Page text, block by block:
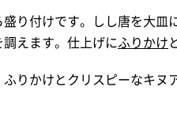
り付けです。しし唐を大
えます。仕上げにふりかけ
ふりかけとクリスピーなキ